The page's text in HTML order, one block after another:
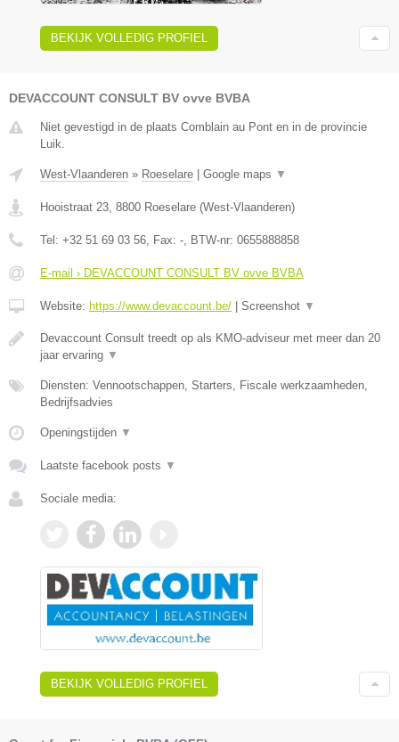
BEKIJK VOLLEDIG PROFIEL
DEVACCOUNT CONSULT BV ovve BVBA
Niet gevestigd in de plaats Comblain au Pont en in de provincie
Luik.
West-Vlaanderen » Roeselare Google maps ▼
Hooistraat 23, 8800 Roeselare (West-Vlaanderen)
Tel: +32 51 69 03 56, Fax: -, BTW-nr: 0655888858
E-mail › DEVACCOUNT CONSULT BV ovve BVBA
Website: https://www.devaccount.be/ Screenshot ▼
Devaccount Consult treedt op als KMO-adviseur met meer dan 20
jaar ervaring ▼
Diensten: Vennootschappen, Starters, Fiscale werkzaamheden,
Bedrijfsadvies
Openingstijden ▼
Laatste facebook posts ▼
Sociale media:
BEKIJK VOLLEDIG PROFIEL